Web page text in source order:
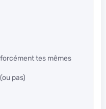
forcément tes mêmes
pas)